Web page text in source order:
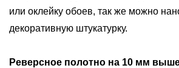
или оклейку обоев, так же можно
декоративную штукатурку.
Реверсное полотно на 10 мм